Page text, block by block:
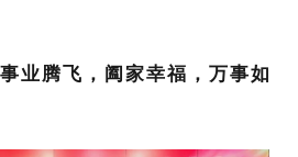
业腾飞，阖家幸福，万事如